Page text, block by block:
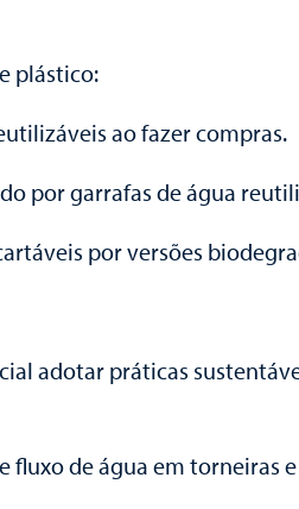
plástico:
ao fazer compras.
por garrafas de água
por versões
adotar práticas
fluxo de água em torneiras